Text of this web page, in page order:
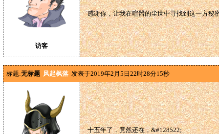
访客
感谢你，让我在喧嚣的尘世中寻找到这一方秘
标题:无标题 风起枫落 发表于2019年2月5日22时28分15秒
十五年了，竟然还在，&#128522;